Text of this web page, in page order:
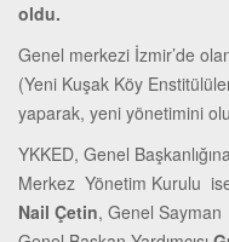
oldu.
Genel merkezi İzmir’de
(Yeni Kuşak Köy
yaparak, yeni yönetimini
YKKED, Genel
Merkez Yönetim Kurulu
Nail Çetin, Genel Sayman